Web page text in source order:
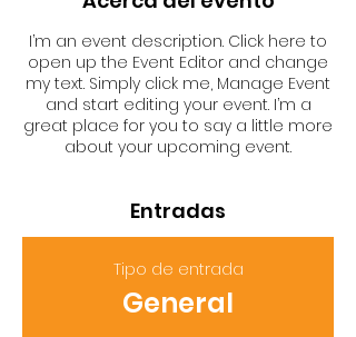
I’m an event description. Click here to
open up the Event Editor and change
my text. Simply click me, Manage Event
and start editing your event. I’m a
great place for you to say a little more
about your upcoming event.
Entradas
Tipo de entrada
General